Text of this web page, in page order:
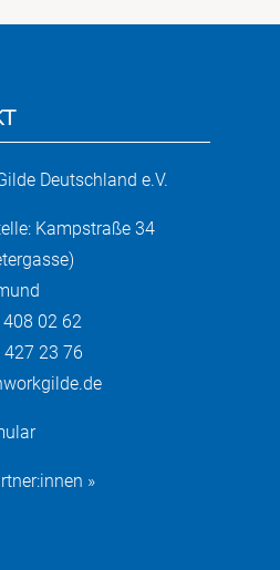
Deutschland e.V.
Kampstraße 34
02 62
427 23 76
»